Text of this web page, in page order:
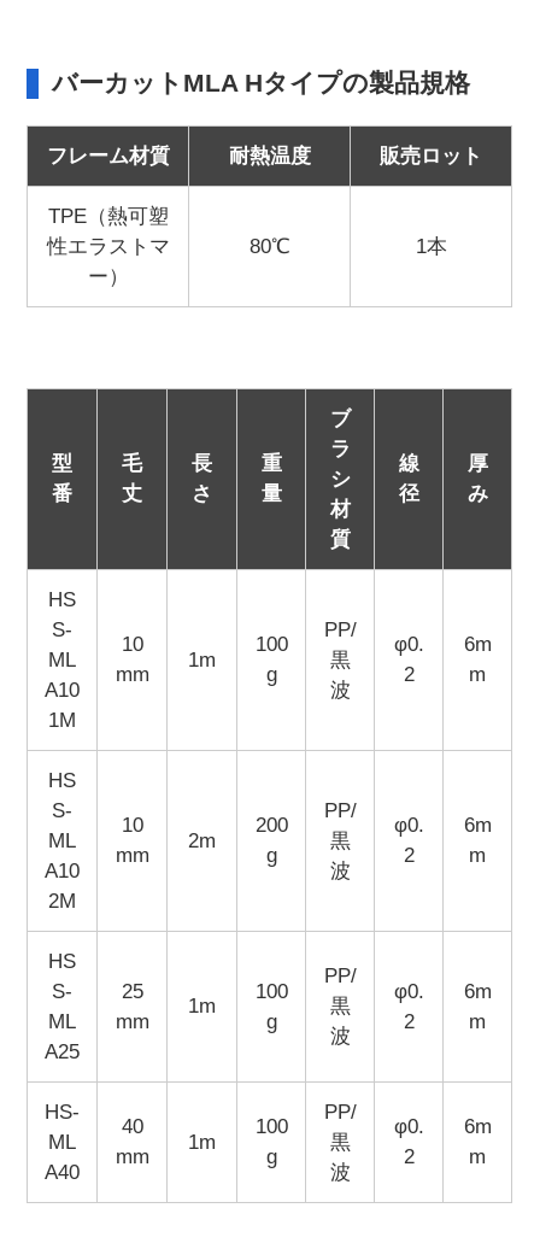
バーカットMLA Hタイプの製品規格
フレーム材質 耐熱温度 販売ロット
TPE（熱可塑
性エラストマ
ー）
80℃ 1本
型
番
毛
丈
長
さ
重
量
ブ
ラ
シ
材
質
線
径
厚
み
HS
S-
ML
A10
1M
10
mm
1m
100
g
PP/
黒
波
φ0.
2
6m
m
HS
S-
ML
A10
2M
10
mm
2m
200
g
PP/
黒
波
φ0.
2
6m
m
HS
S-
ML
A25
25
mm
1m
100
g
PP/
黒
波
φ0.
2
6m
m
HS-
ML
A40
40
mm
1m
100
g
PP/
黒
波
φ0.
2
6m
m